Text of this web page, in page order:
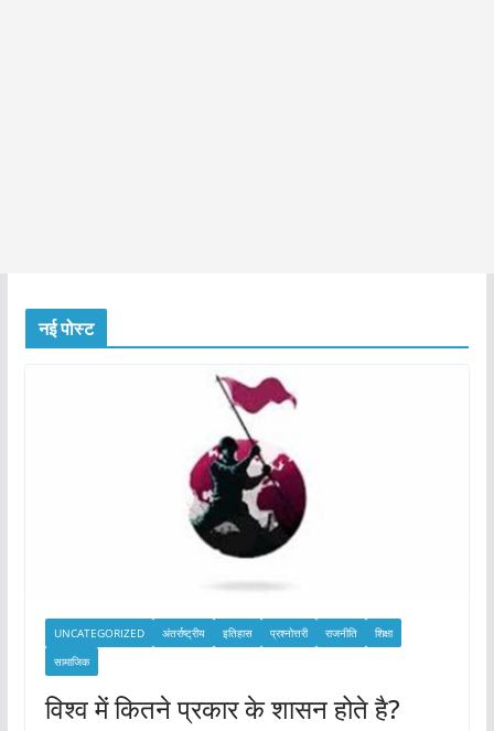
नई पोस्ट
UNCATEGORIZED अंतर्राष्ट्रीय इतिहास प्रश्नोत्तरी राजनीति
शिक्षा
सामाजिक
विश्व में कितने प्रकार के शासन होते है?